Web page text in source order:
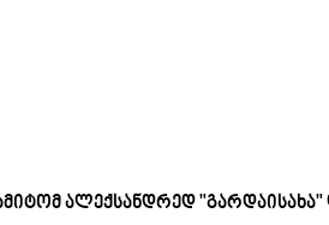
ალექსანდრედ